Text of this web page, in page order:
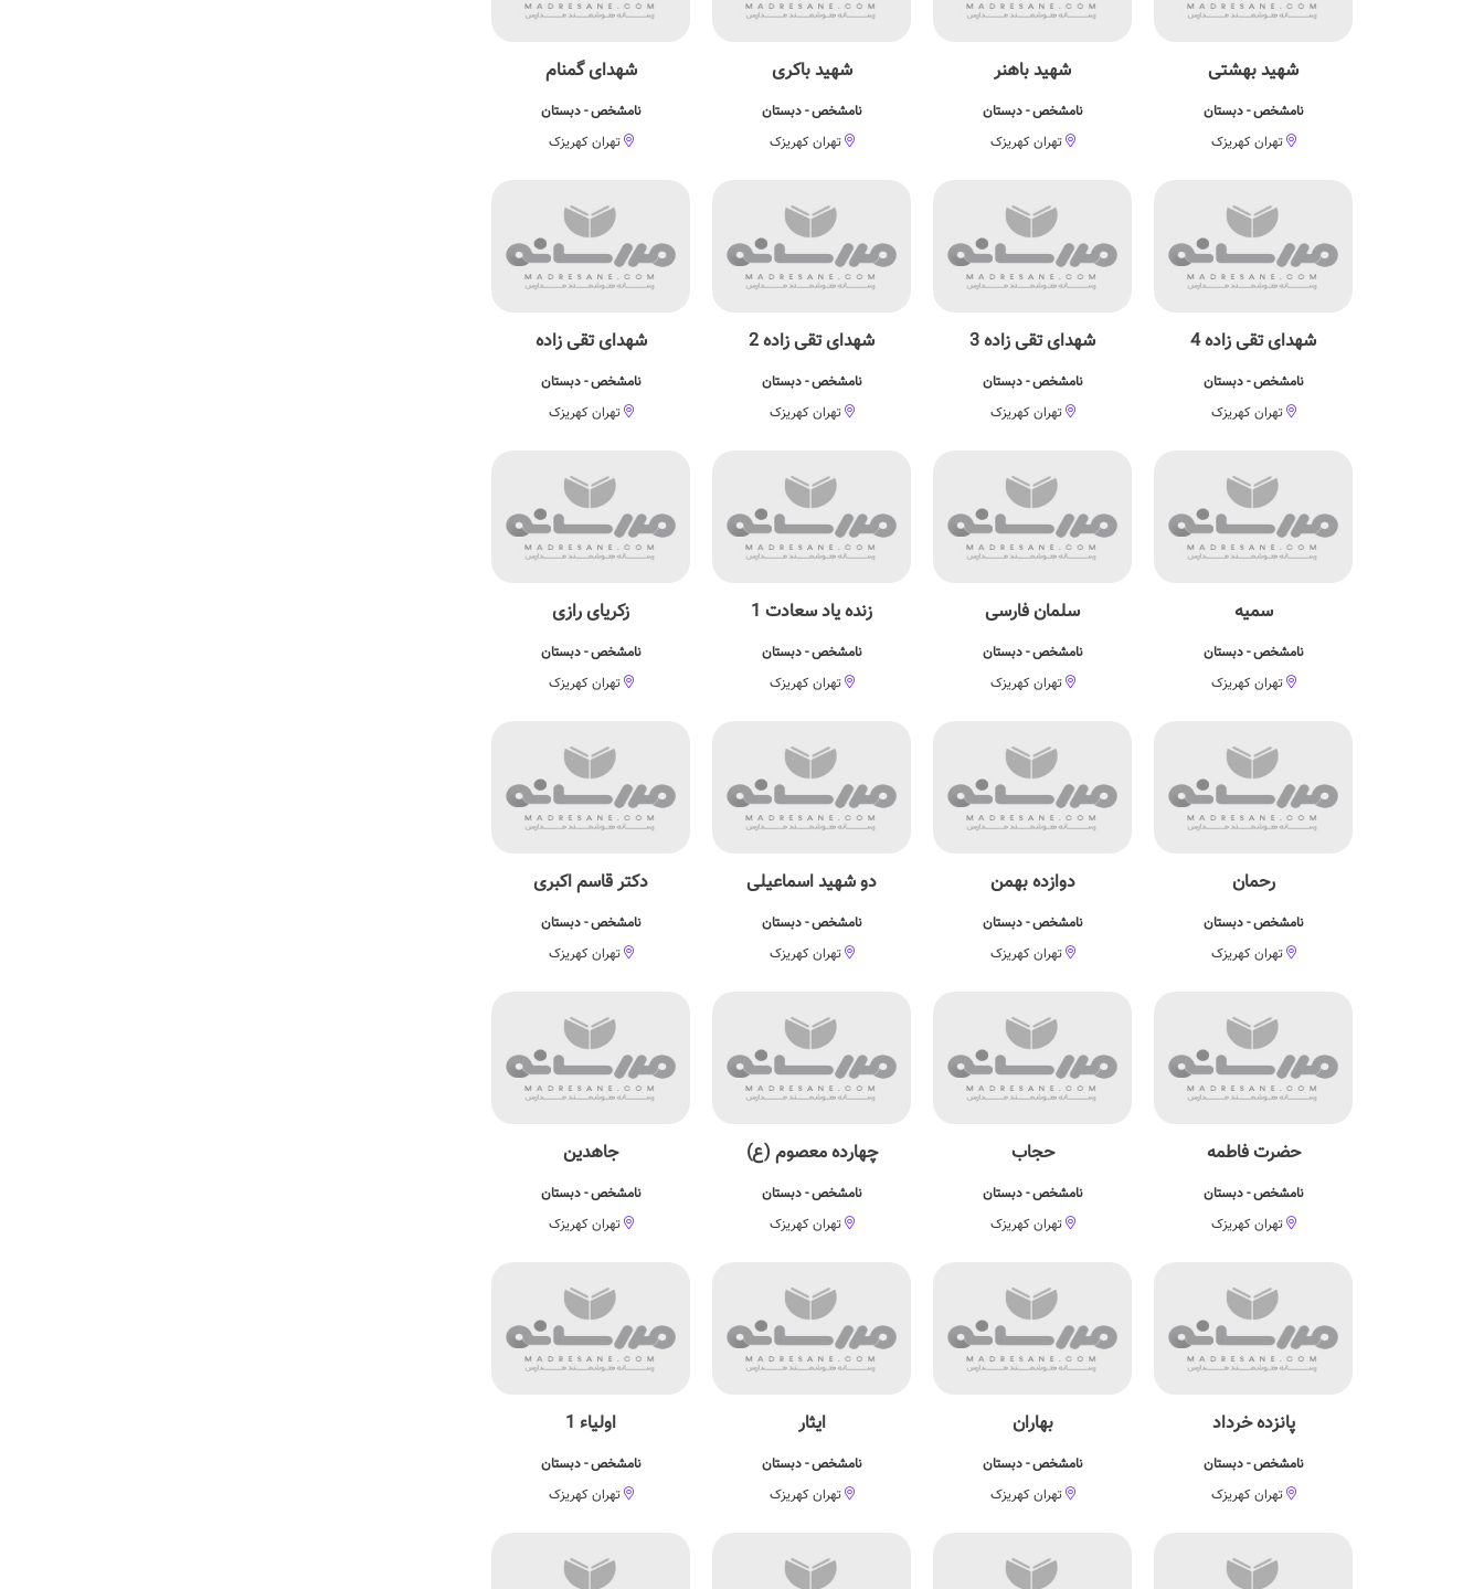
شهید بهشتی
نامشخص - دبستان
تهران کهریزک
شهید باهنر
نامشخص - دبستان
تهران کهریزک
شهید باكری
نامشخص - دبستان
تهران کهریزک
شهدای گمنام
نامشخص - دبستان
تهران کهریزک
شهدای تقی زاده 4
نامشخص - دبستان
تهران کهریزک
شهدای تقی زاده 3
نامشخص - دبستان
تهران کهریزک
شهدای تقی زاده 2
نامشخص - دبستان
تهران کهریزک
شهدای تقی زاده
نامشخص - دبستان
تهران کهریزک
سمیه
نامشخص - دبستان
تهران کهریزک
سلمان فارسی
نامشخص - دبستان
تهران کهریزک
زنده یاد سعادت 1
نامشخص - دبستان
تهران کهریزک
زكریای رازی
نامشخص - دبستان
تهران کهریزک
رحمان
نامشخص - دبستان
تهران کهریزک
دوازده بهمن
نامشخص - دبستان
تهران کهریزک
دو شهید اسماعیلی
نامشخص - دبستان
تهران کهریزک
دکتر قاسم اکبری
نامشخص - دبستان
تهران کهریزک
حضرت فاطمه
نامشخص - دبستان
تهران کهریزک
حجاب
نامشخص - دبستان
تهران کهریزک
چهارده معصوم (ع)
نامشخص - دبستان
تهران کهریزک
جاهدین
نامشخص - دبستان
تهران کهریزک
پانزده خرداد
نامشخص - دبستان
تهران کهریزک
بهاران
نامشخص - دبستان
تهران کهریزک
ایثار
نامشخص - دبستان
تهران کهریزک
اولیاء 1
نامشخص - دبستان
تهران کهریزک